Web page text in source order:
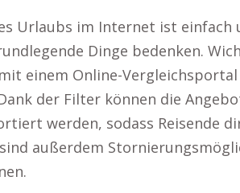
Urlaubs im Internet ist
Dinge bedenken.
einem Online-
der Filter können die
werden, sodass Reisende
außerdem